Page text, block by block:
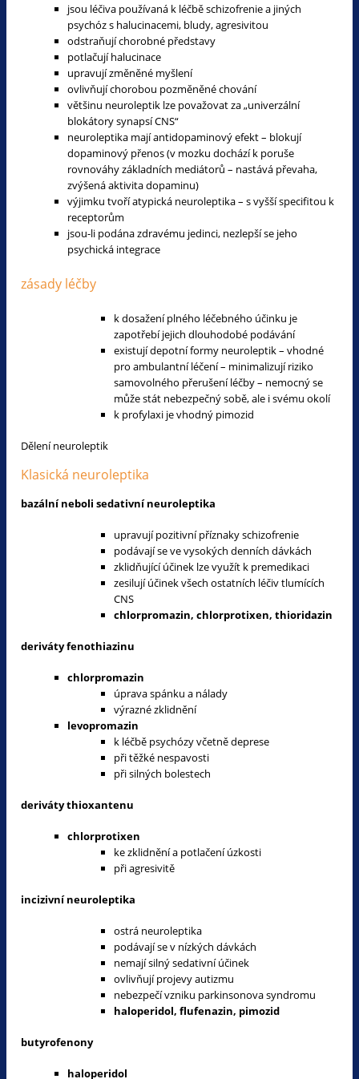
jsou léčiva používaná k léčbě schizofrenie a jiných
psychóz s halucinacemi, bludy, agresivitou
odstraňují chorobné představy
potlačují halucinace
upravují změněné myšlení
ovlivňují chorobou pozměněné chování
většinu neuroleptik lze považovat za „univerzální
blokátory synapsí CNS“
neuroleptika mají antidopaminový efekt – blokují
dopaminový přenos (v mozku dochází k poruše
rovnováhy základních mediátorů – nastává převaha,
zvýšená aktivita dopaminu)
výjimku tvoří atypická neuroleptika – s vyšší specifitou k
receptorům
jsou-li podána zdravému jedinci, nezlepší se jeho
psychická integrace
zásady léčby
k dosažení plného léčebného účinku je
zapotřebí jejich dlouhodobé podávání
existují depotní formy neuroleptik – vhodné
pro ambulantní léčení – minimalizují riziko
samovolného přerušení léčby – nemocný se
může stát nebezpečný sobě, ale i svému okolí
k profylaxi je vhodný pimozid
Dělení neuroleptik
Klasická neuroleptika
bazální neboli sedativní neuroleptika
upravují pozitivní příznaky schizofrenie
podávají se ve vysokých denních dávkách
zklidňující účinek lze využít k premedikaci
zesilují účinek všech ostatních léčiv tlumících
CNS
chlorpromazin, chlorprotixen, thioridazin
deriváty fenothiazinu
chlorpromazin
úprava spánku a nálady
výrazné zklidnění
levopromazin
k léčbě psychózy včetně deprese
při těžké nespavosti
při silných bolestech
deriváty thioxantenu
chlorprotixen
ke zklidnění a potlačení úzkosti
při agresivitě
incizivní neuroleptika
ostrá neuroleptika
podávají se v nízkých dávkách
nemají silný sedativní účinek
ovlivňují projevy autizmu
nebezpečí vzniku parkinsonova syndromu
haloperidol, flufenazin, pimozid
butyrofenony
haloperidol